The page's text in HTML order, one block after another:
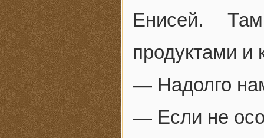
Енисей.
продуктами и
— Надолго
— Если не